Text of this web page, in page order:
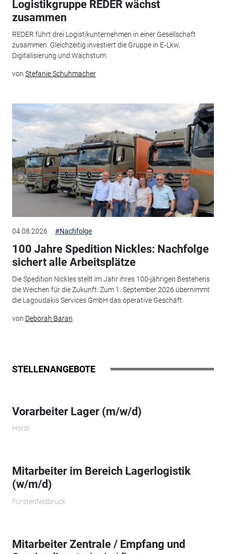
Logistikgruppe REDER wächst
zusammen
REDER führt drei Logistikunternehmen in einer Gesellschaft
zusammen. Gleichzeitig investiert die Gruppe in E‑Lkw,
Digitalisierung und Wachstum.
von Stefanie Schuhmacher
04.08.2026 #Nachfolge
100 Jahre Spedition Nickles: Nachfolge
sichert alle Arbeitsplätze
Die Spedition Nickles stellt im Jahr ihres 100-jährigen Bestehens
die Weichen für die Zukunft: Zum 1. September 2026 übernimmt
die Lagoudakis Services GmbH das operative Geschäft.
von Deborah Baran
STELLENANGEBOTE
Vorarbeiter Lager (m/w/d)
Horst
Mitarbeiter im Bereich Lagerlogistik
(w/m/d)
Fürstenfeldbruck
Mitarbeiter Zentrale / Empfang und